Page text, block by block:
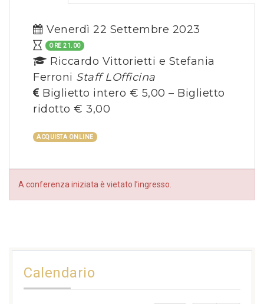
Venerdì 22 Settembre 2023
ORE 21.00
Riccardo Vittorietti e Stefania
Ferroni Staff LOfficina
Biglietto intero € 5,00 – Biglietto
ridotto € 3,00
ACQUISTA ONLINE
A conferenza iniziata è vietato l’ingresso.
Calendario